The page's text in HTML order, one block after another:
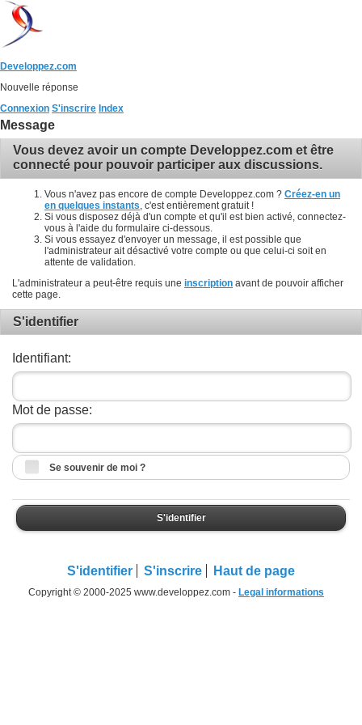
Developpez.com
Nouvelle réponse
Connexion S'inscrire Index
Message
Vous devez avoir un compte Developpez.com et être
connecté pour pouvoir participer aux discussions.
Vous n'avez pas encore de compte Developpez.com ? Créez-en un
en quelques instants , c'est entièrement gratuit !
Si vous disposez déjà d'un compte et qu'il est bien activé, connectez-
vous à l'aide du formulaire ci-dessous.
Si vous essayez d'envoyer un message, il est possible que
l'administrateur ait désactivé votre compte ou que celui-ci soit en
attente de validation.
L'administrateur a peut-être requis une inscription avant de pouvoir afficher
cette page.
S'identifier
Identifiant:
Mot de passe:
Se souvenir de moi ?
S'identifier
S'identifier S'inscrire Haut de page
Copyright © 2000-2025 www.developpez.com - Legal informations